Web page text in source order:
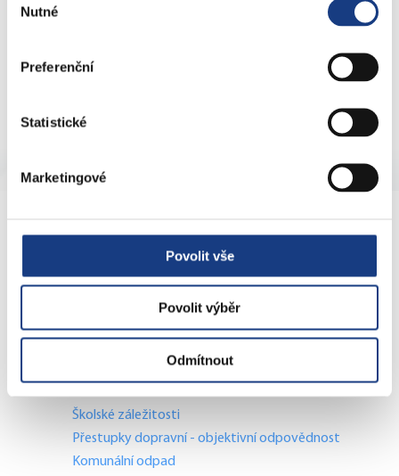
souhlasu
Nutné
Preferenční
Statistické
Marketingové
Povolit vše
Povolit výběr
Odmítnout
openhouse.cz
nám. 14. října 4
Živnostenské záležitosti
Školské záležitosti
Přestupky dopravní - objektivní odpovědnost
Komunální odpad